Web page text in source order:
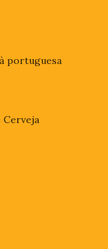
portuguesa
Cerveja